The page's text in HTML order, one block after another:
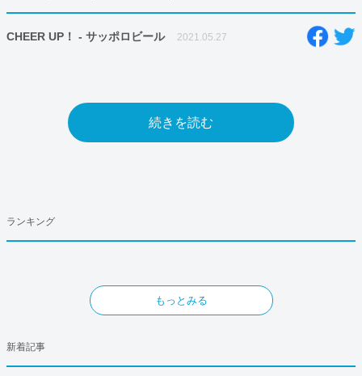
CHEER UP！ - サッポロビール 2021.05.27
続きを読む
ランキング
もっとみる
新着記事